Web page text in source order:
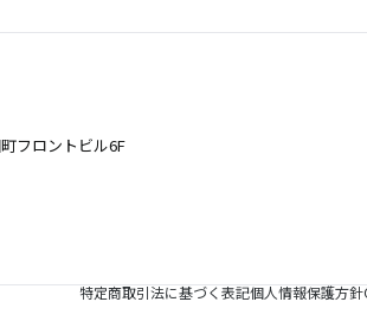
フロントビル6F
特定商取引法に基づく表記個人情報保護方針